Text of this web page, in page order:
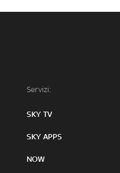
Servizi:
SKY TV
SKY APPS
NOW